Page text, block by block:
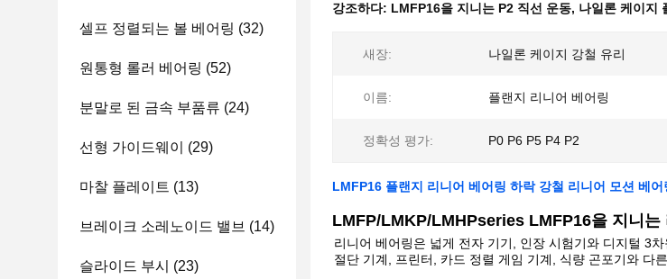
셀프 정렬되는 볼 베어링 (32)
원통형 롤러 베어링 (52)
분말로 된 금속 부품류 (24)
선형 가이드웨이 (29)
마찰 플레이트 (13)
브레이크 소레노이드 밸브 (14)
슬라이드 부시 (23)
강조하다: LMFP16을 지니는 P2 직선 운동, 나일론 케이지
새장: 나일론 케이지 강철 유리
이름: 플랜지 리니어 베어링
정확성 평가: P0 P6 P5 P4 P2
LMFP16 플랜지 리니어 베어링 하락 강철 리니어 모션 베어
LMFP/LMKP/LMHPseries LMFP16을 지니는
리니어 베어링은 넓게 전자 기기, 인장 시험기와 디지털 3
절단 기계, 프린터, 카드 정렬 게임 기계, 식량 곤포기와 다